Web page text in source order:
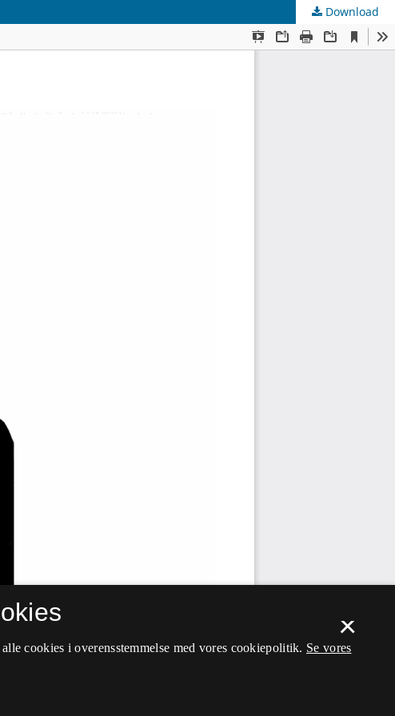
Download
×
cookies i overensstemmelse med vores cookiepolitik. Se vores